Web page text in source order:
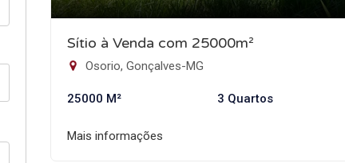
Sítio à Venda com 25000m²
Osorio, Gonçalves-MG
25000 M² 3 Quartos
Mais informações